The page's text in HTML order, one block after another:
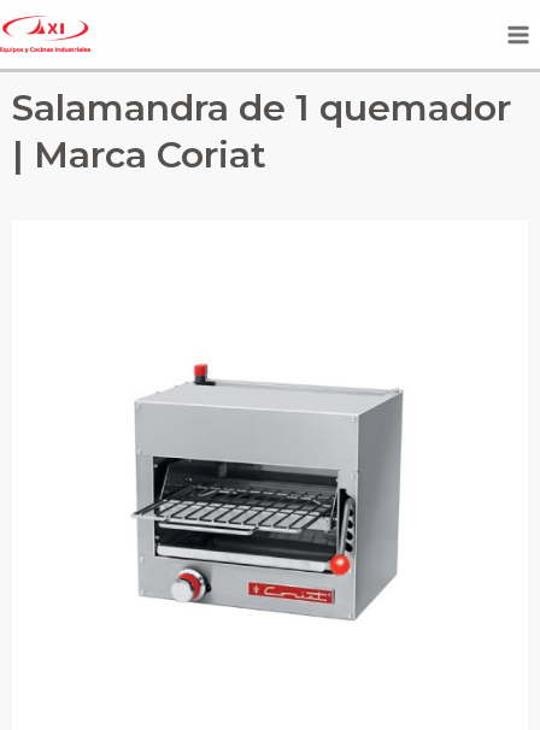
Salamandra de 1 quemador
| Marca Coriat